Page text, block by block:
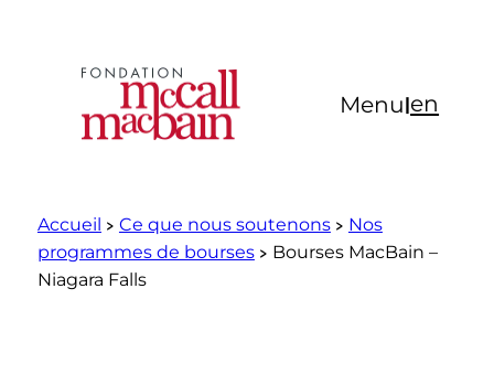
Menu|en
Accueil Ce que nous soutenons
Nos
programmes de bourses
Bourses MacBain –
Niagara Falls